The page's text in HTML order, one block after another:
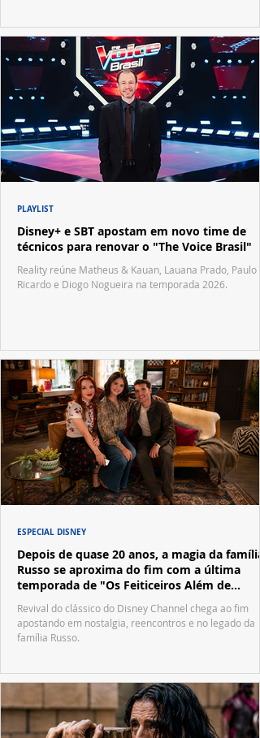
Disney+ e SBT apostam em novo time de
técnicos para renovar o "The Voice Brasil"
Reality reúne Matheus & Kauan, Lauana Prado, Paulo
Ricardo e Diogo Nogueira na temporada 2026.
PLAYLIST
Depois de quase 20 anos, a magia da família
Russo se aproxima do fim com a última
temporada de "Os Feiticeiros Além de
Revival do clássico do Disney Channel chega ao fim
apostando em nostalgia, reencontros e no legado da
família Russo.
ESPECIAL DISNEY